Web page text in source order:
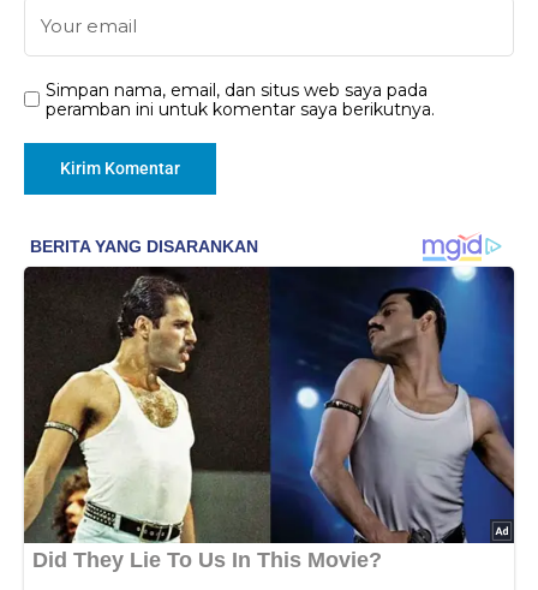
Simpan nama, email, dan situs web saya pada
peramban ini untuk komentar saya berikutnya.